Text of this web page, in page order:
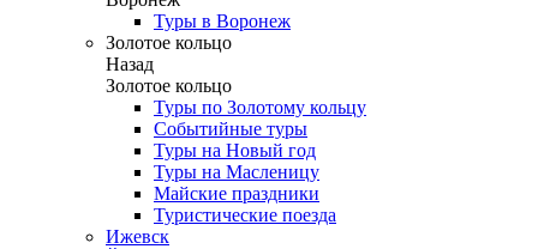
Туры в Воронеж
Золотое кольцо
Назад
Золотое кольцо
Туры по Золотому кольцу
Событийные туры
Туры на Новый год
Туры на Масленицу
Майские праздники
Туристические поезда
Ижевск